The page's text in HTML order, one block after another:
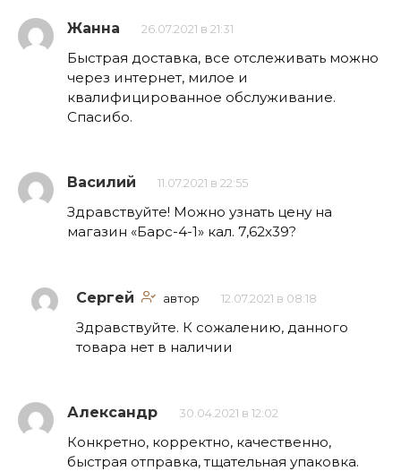
Жанна 26.07.2021 в 21:31
Быстрая доставка, все отслеживать можно
через интернет, милое и
квалифицированное обслуживание.
Спасибо.
Василий 11.07.2021 в 22:55
Здравствуйте! Можно узнать цену на
магазин «Барс-4-1» кал. 7,62х39?
Сергей автор 12.07.2021 в 08:18
Здравствуйте. К сожалению, данного
товара нет в наличии
Александр 30.04.2021 в 12:02
Конкретно, корректно, качественно,
быстрая отправка, тщательная упаковка.